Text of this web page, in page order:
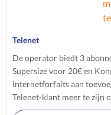
Telenet
De operator biedt 3
Supersize voor 20€ en
internetforfaits aan
Telenet-klant meer te zijn